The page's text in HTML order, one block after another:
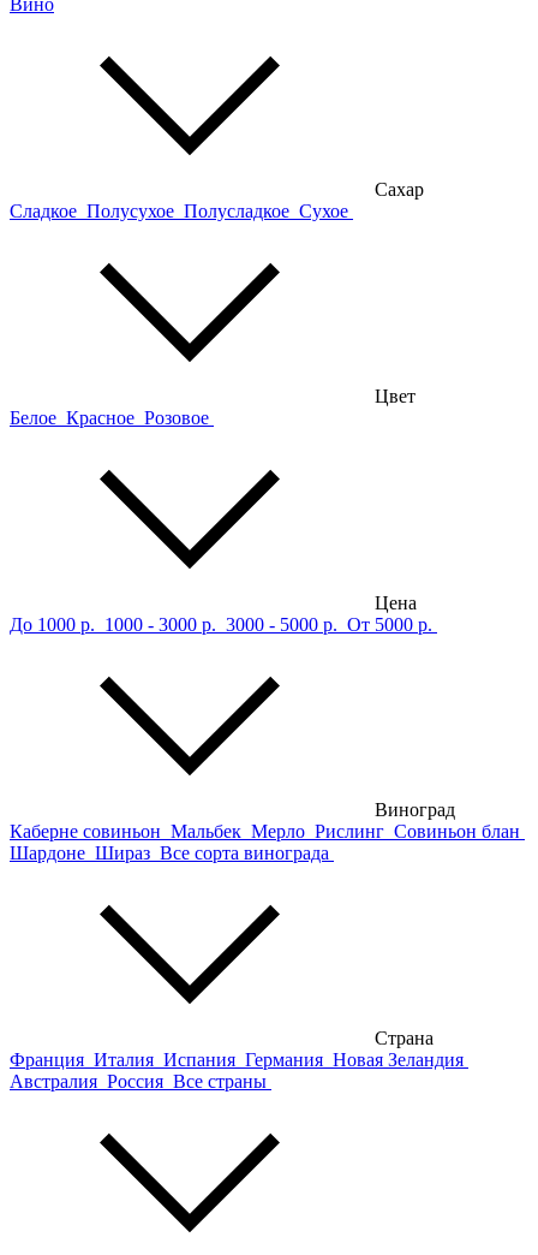
Вино
Сахар
Сладкое Полусухое Полусладкое Сухое
Цвет
Белое Красное Розовое
Цена
До 1000 р. 1000 - 3000 р. 3000 - 5000 р. От 5000 р.
Виноград
Каберне совиньон Мальбек Мерло Рислинг Совиньон блан
Шардоне Шираз Все сорта винограда
Страна
Франция Италия Испания Германия Новая Зеландия
Австралия Россия Все страны